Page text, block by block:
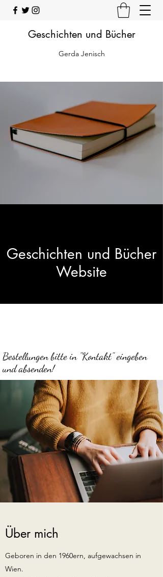
Geschichten und Bücher
Gerda Jenisch
Geschichten und Bücher
Website
Bestellungen bitte in "Kontakt" eingeben
und absenden!
Über mich
Geboren in den 1960ern, aufgewachsen in
Wien.